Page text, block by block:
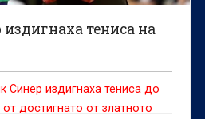
тениса на
Синер издигнаха тениса до
достигнато от златното